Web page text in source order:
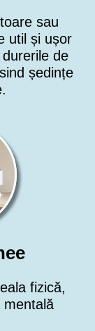
sau
util și ușor
de
ședințe
fizică,
mentală